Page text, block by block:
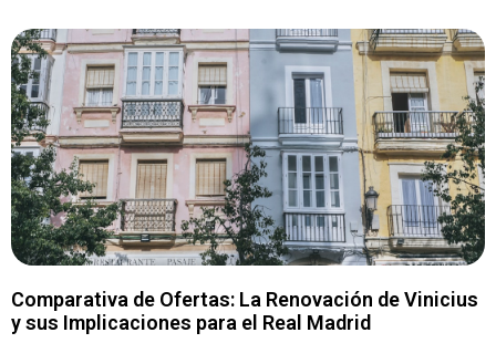
Comparativa de Ofertas: La Renovación de Vinicius
y sus Implicaciones para el Real Madrid